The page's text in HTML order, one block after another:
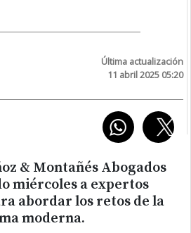
Última actualización
11 abril 2025 05:20
& Montañés Abogados
miércoles a expertos
abordar los retos de la
moderna.